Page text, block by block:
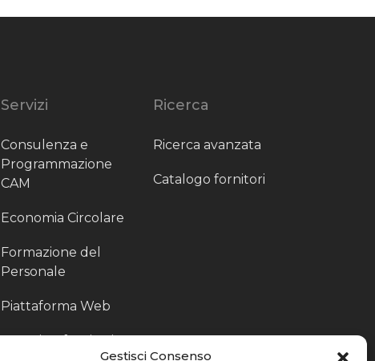
Gestisci Consenso
Servizi
Consulenza e
Programmazione
CAM
Economia Circolare
Formazione del
Personale
Piattaforma Web
Scouting fornitori
Ricerca
Ricerca avanzata
Catalogo fornitori